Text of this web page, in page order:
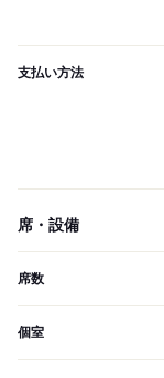
支払い方法
席・設備
席数
個室